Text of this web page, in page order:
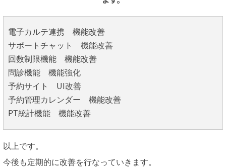
電子カルテ連携 機能改善
サポートチャット 機能改善
回数制限機能 機能改善
問診機能 機能強化
予約サイト UI改善
予約管理カレンダー 機能改善
PT統計機能 機能改善
以上です。
今後も定期的に改善を行なっていきます。